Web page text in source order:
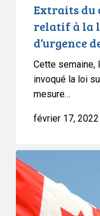
d’urgence
février
2022
Extraits du
relatif à la
d’urgence
Cette semaine,
invoqué la loi
mesure…
février 17, 2022
Déclaration
de
l’ACLC
concernant